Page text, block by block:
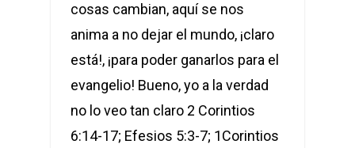
cosas cambian, aquí se nos
anima a no dejar el mundo, ¡claro
está!, ¡para poder ganarlos para el
evangelio! Bueno, yo a la verdad
no lo veo tan claro 2 Corintios
6:14-17; Efesios 5:3-7; 1Corintios